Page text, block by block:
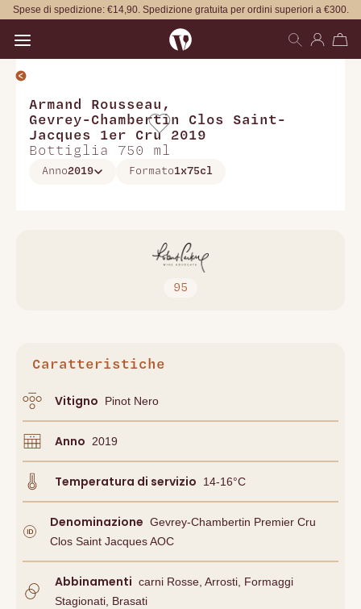
Spese di spedizione: €14,90. Spedizione gratuita per ordini superiori a €300.
Armand Rousseau ,
Gevrey-Chambertin Clos Saint-
Jacques 1er Cru 2019
Bottiglia 750 ml
Anno2019 Formato1x75cl
95
Caratteristiche
Vitigno Pinot Nero
Anno 2019
Temperatura di servizio 14-16°C
Denominazione Gevrey-Chambertin Premier Cru
Clos Saint Jacques AOC
Abbinamenti Carni Rosse, Arrosti, Formaggi
Stagionati, Brasati